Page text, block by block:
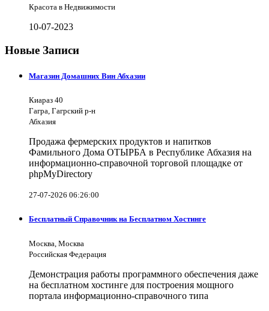
Красота в Недвижимости
10-07-2023
Новые Записи
Магазин Домашних Вин Абхазии
Киараз 40
Гагра, Гагрский р-н
Абхазия
Продажа фермерских продуктов и напитков
Фамильного Дома ОТЫРБА в Республике Абхазия на
информационно-справочной торговой площадке от
phpMyDirectory
27-07-2026 06:26:00
Бесплатный Справочник на Бесплатном Хостинге
Москва, Москва
Российская Федерация
Демонстрация работы программного обеспечения даже
на бесплатном хостинге для построения мощного
портала информационно-справочного типа